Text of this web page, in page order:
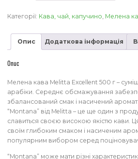
мелена
кількість
Категорії: Кава, чай, капучино, Мелена
Опис Додаткова інформація
Опис
Мелена кава Melitta Excellent 500 г –
арабіки. Середнє обсмажування
збалансований смак і насичений
“Montana” від Melitta – це ще один з
славиться своєю високою якістю кави.
своїм глибоким смаком і насиченим
популярним вибором серед
“Montana” може мати різні